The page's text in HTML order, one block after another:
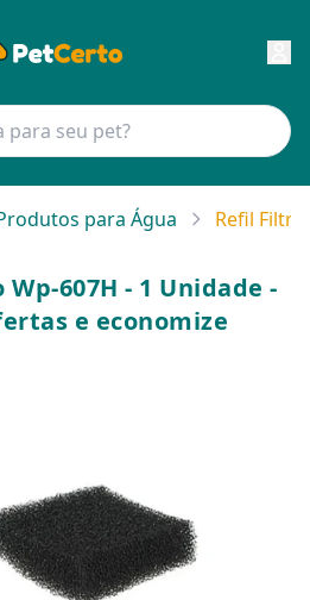
para Água Refil
607H - 1 Unidade -
e economize